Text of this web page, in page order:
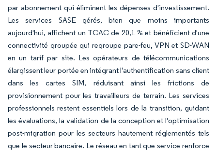
par abonnement qui éliminent les dépenses d'investissement.
Les services SASE gérés, bien que moins importants
aujourd'hui, affichent un TCAC de 20,1 % et bénéficient d'une
connectivité groupée qui regroupe pare-feu, VPN et SD-WAN
en un tarif par site. Les opérateurs de télécommunications
élargissent leur portée en intégrant l'authentification sans client
dans les cartes SIM, réduisant ainsi les frictions de
provisionnement pour les travailleurs de terrain. Les services
professionnels restent essentiels lors de la transition, guidant
les évaluations, la validation de la conception et l'optimisation
post-migration pour les secteurs hautement réglementés tels
que le secteur bancaire. Le réseau en tant que service renforce